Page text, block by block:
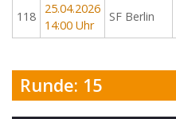
118
25.04.2026
14:00 Uhr
SF Berlin
Runde: 15